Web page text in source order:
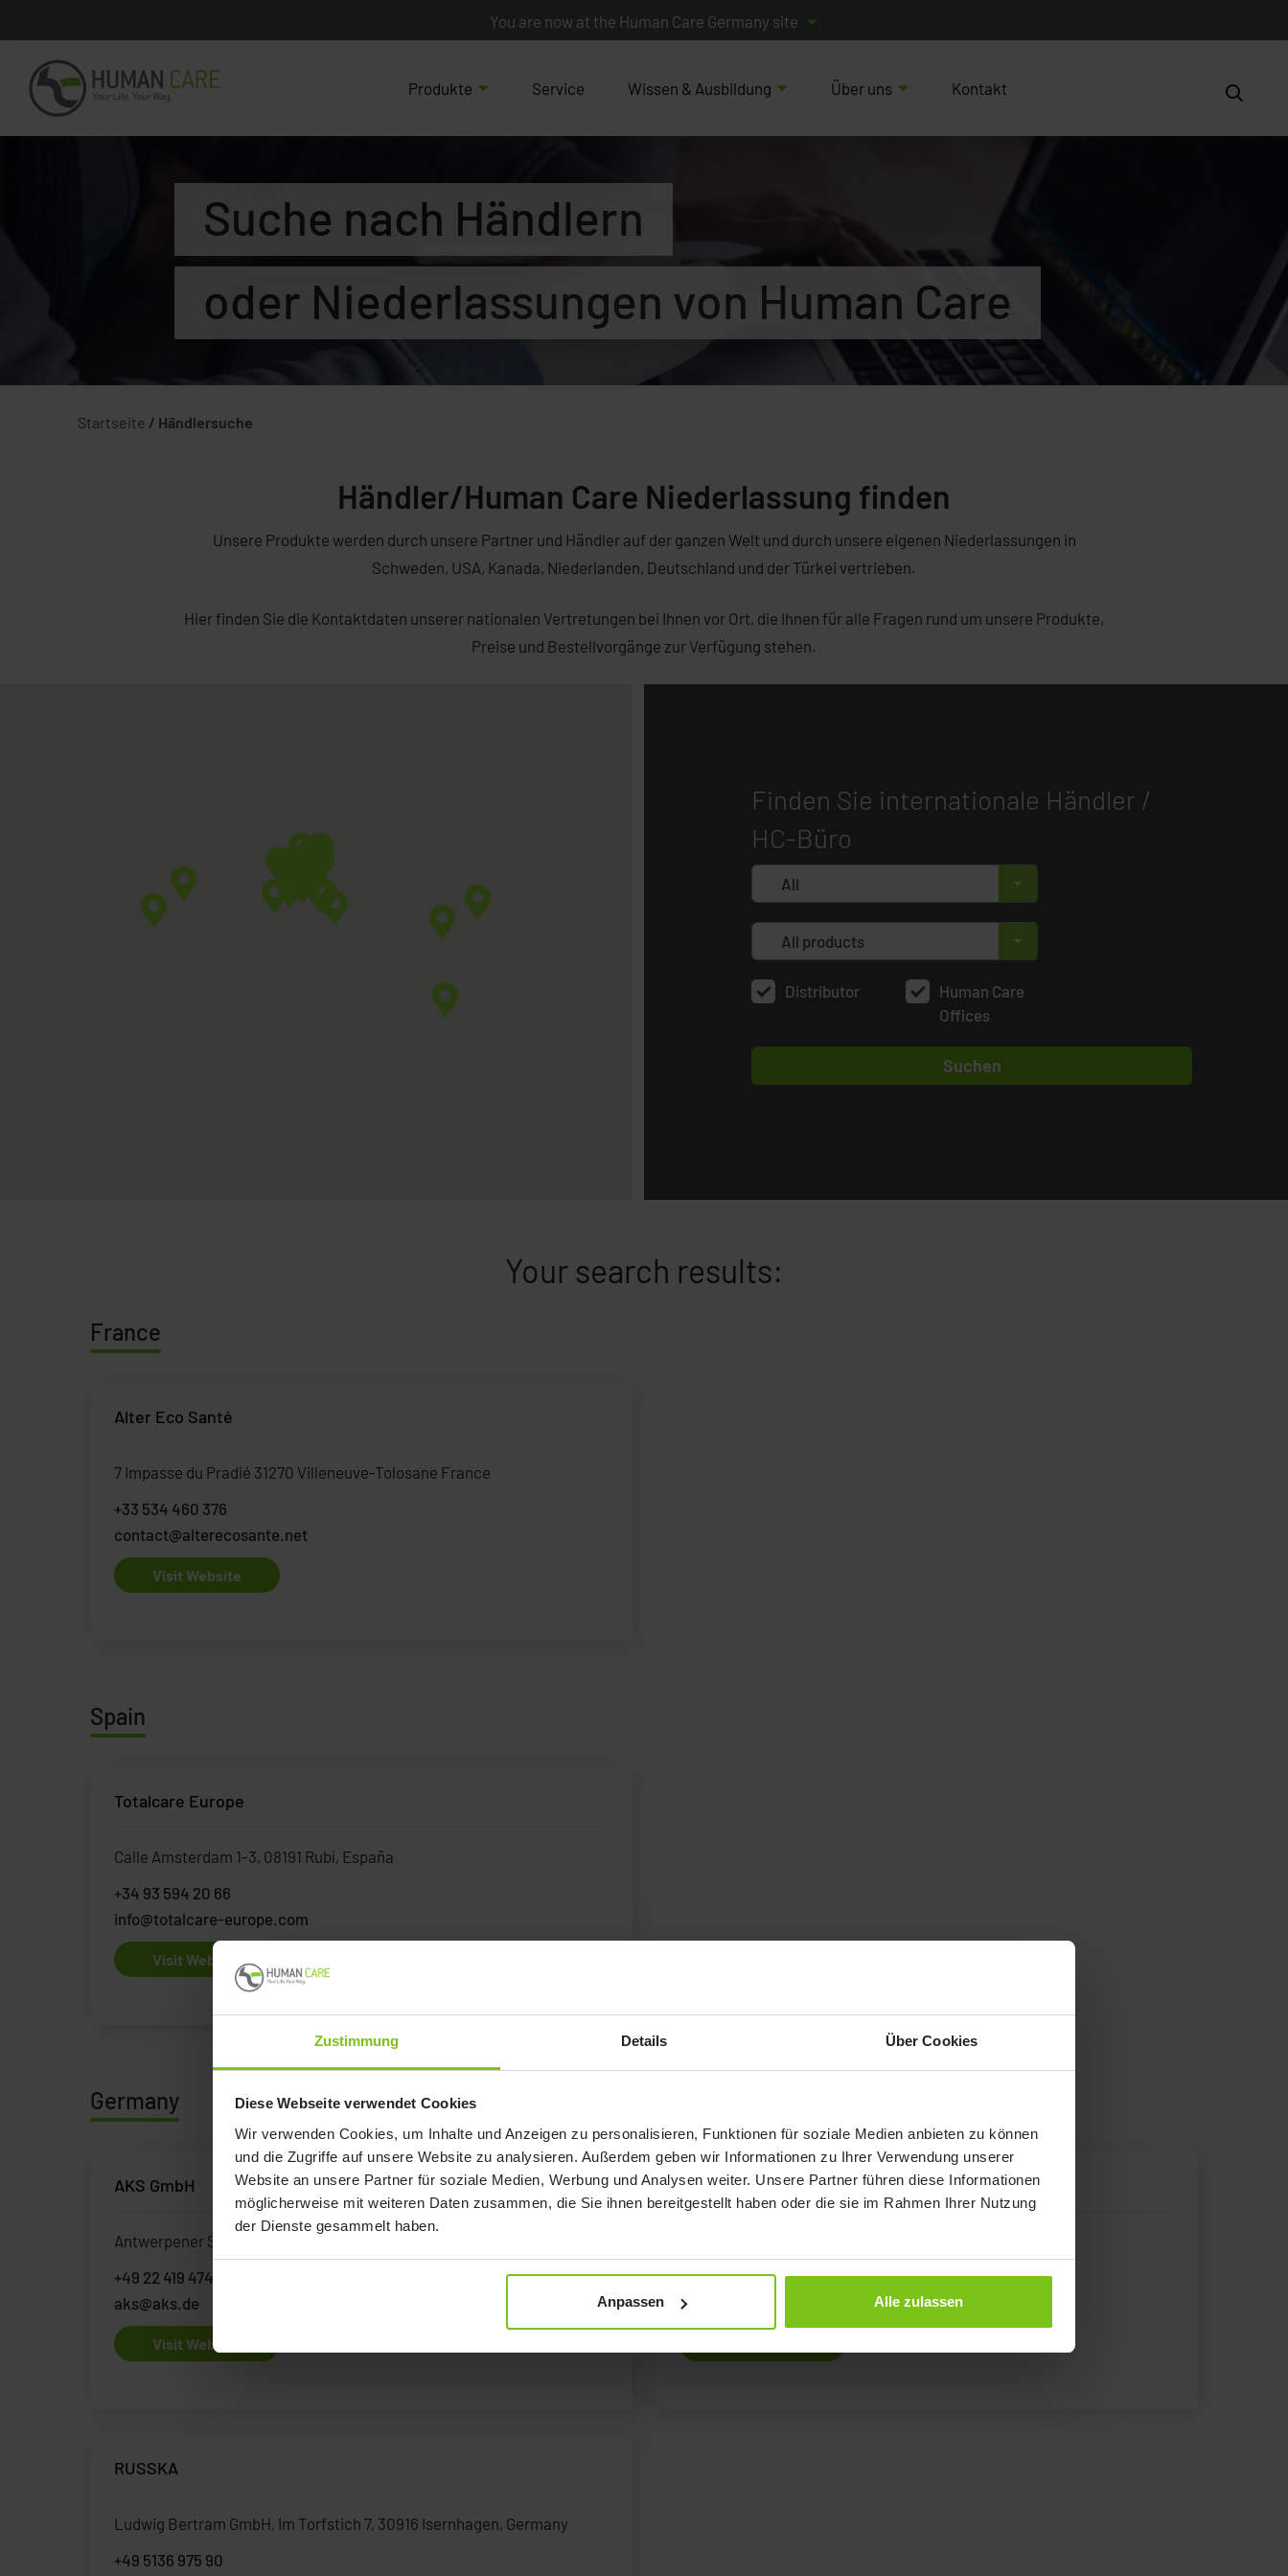
Zustimmung Details Über Cookies
Diese Webseite verwendet Cookies
Wir verwenden Cookies, um Inhalte und Anzeigen zu personalisieren, Funktionen für soziale Medien anbieten zu können
und die Zugriffe auf unsere Website zu analysieren. Außerdem geben wir Informationen zu Ihrer Verwendung unserer
Website an unsere Partner für soziale Medien, Werbung und Analysen weiter. Unsere Partner führen diese Informationen
möglicherweise mit weiteren Daten zusammen, die Sie ihnen bereitgestellt haben oder die sie im Rahmen Ihrer Nutzung
der Dienste gesammelt haben.
Anpassen Alle zulassen
You are now at the Human Care Germany site
Produkte Service Wissen & Ausbildung Über uns Kontakt
Suche nach Händlern
oder Niederlassungen von Human Care
Startseite / Händlersuche
Händler/Human Care Niederlassung finden
Unsere Produkte werden durch unsere Partner und Händler auf der ganzen Welt und durch unsere eigenen Niederlassungen in
Schweden, USA, Kanada, Niederlanden, Deutschland und der Türkei vertrieben.
Hier finden Sie die Kontaktdaten unserer nationalen Vertretungen bei Ihnen vor Ort, die Ihnen für alle Fragen rund um unsere Produkte,
Preise und Bestellvorgänge zur Verfügung stehen.
Finden Sie internationale Händler /
HC-Büro
All
All products
Distributor
Human Care
Offices
Your search results:
France
Alter Eco Santé
7 Impasse du Pradié 31270 Villeneuve-Tolosane France
+33 534 460 376
contact@alterecosante.net
Visit Website
Spain
Totalcare Europe
Calle Amsterdam 1-3, 08191 Rubí, España
+34 93 594 20 66
info@totalcare-europe.com
Visit Website
Germany
AKS GmbH
Antwerpener Strasse 6 53842 Troisdorf, Germany
+49 22 419 4740
aks@aks.de
Visit Website
Petermann – part of the Human Care Group
+49 (0) 9868 9339-0
petermann@pm-med.de
RUSSKA
Ludwig Bertram GmbH, Im Torfstich 7, 30916 Isernhagen, Germany
+49 5136 975 90